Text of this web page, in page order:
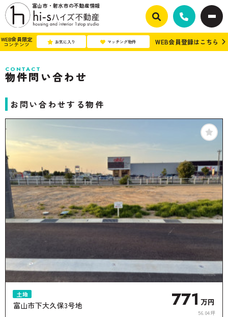
富山市・射水市の不動産情報
WEB会員限定
コンテンツ お気に入り マッチング物件 WEB会員登録はこちら
CONTACT
物件問い合わせ
お問い合わせする物件
土地
富山市下大久保3号地 771 万円
56.04坪